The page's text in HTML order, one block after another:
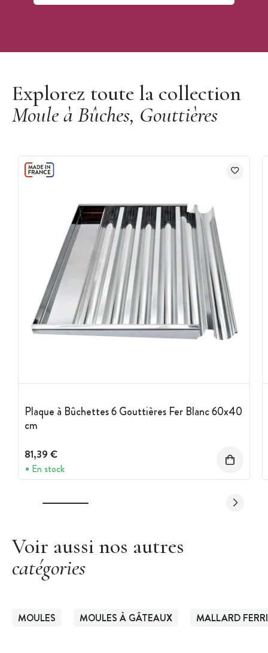
Explorez toute la collection
Moule à Bûches, Gouttières
Plaque à Bûchettes 6 Gouttières Fer Blanc 60x40
cm
81,39 €
En stock
Voir aussi nos autres
catégories
MOULES MOULES À GÂTEAUX MALLARD